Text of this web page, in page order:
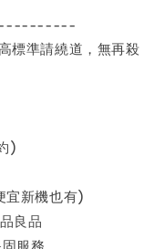
標準請繞道，無再殺
)
宜新機也有)
良品
服務